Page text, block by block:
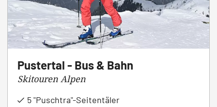
Pustertal - Bus & Bahn
Skitouren Alpen
5 "Puschtra"-Seitentäler